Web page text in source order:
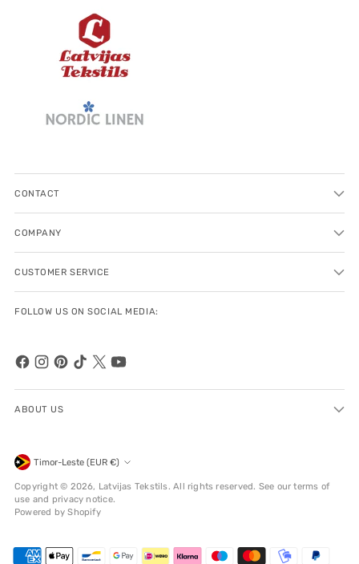
CONTACT
COMPANY
CUSTOMER SERVICE
FOLLOW US ON SOCIAL MEDIA:
ABOUT US
Currency Timor-Leste (EUR €)
Copyright © 2026, Latvijas Tekstils. All rights reserved. See our terms of
use and privacy notice.
Powered by Shopify